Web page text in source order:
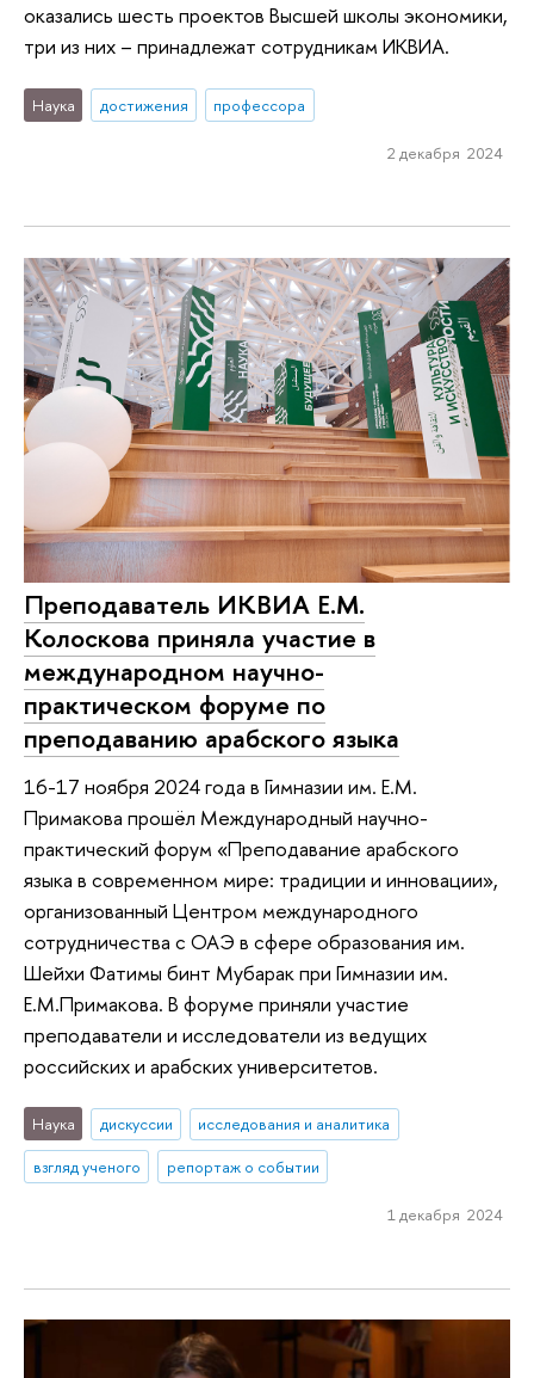
оказались шесть проектов Высшей школы экономики,
три из них – принадлежат сотрудникам ИКВИА.
Наука достижения профессора
2 декабря 2024
Преподаватель ИКВИА Е.М.
Колоскова приняла участие в
международном научно-
практическом форуме по
преподаванию арабского языка
16-17 ноября 2024 года в Гимназии им. Е.М.
Примакова прошёл Международный научно-
практический форум «Преподавание арабского
языка в современном мире: традиции и инновации»,
организованный Центром международного
сотрудничества с ОАЭ в сфере образования им.
Шейхи Фатимы бинт Мубарак при Гимназии им.
Е.М.Примакова. В форуме приняли участие
преподаватели и исследователи из ведущих
российских и арабских университетов.
Наука дискуссии
исследования и аналитика
взгляд ученого
репортаж о событии
1 декабря 2024